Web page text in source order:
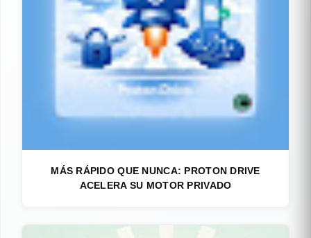
MÁS RÁPIDO QUE NUNCA: PROTON DRIVE
ACELERA SU MOTOR PRIVADO